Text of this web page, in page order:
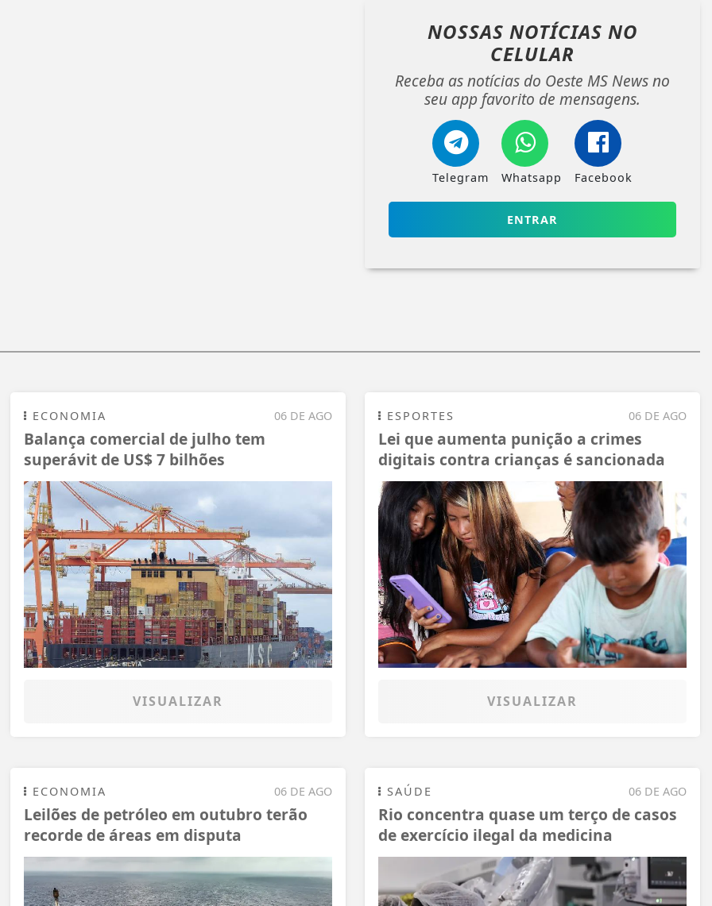
NOSSAS NOTÍCIAS NO
CELULAR
Receba as notícias do Oeste MS News no
seu app favorito de mensagens.
Telegram Whatsapp Facebook
ENTRAR
06 DE AGO
ECONOMIA
Balança comercial de julho tem
superávit de US$ 7 bilhões
VISUALIZAR
06 DE AGO
ESPORTES
Lei que aumenta punição a crimes
digitais contra crianças é sancionada
VISUALIZAR
06 DE AGO
ECONOMIA
Leilões de petróleo em outubro terão
recorde de áreas em disputa
06 DE AGO
SAÚDE
Rio concentra quase um terço de casos
de exercício ilegal da medicina